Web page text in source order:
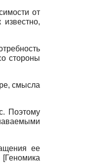
от
стороны
смысла
Поэтому
ее
[Геномика